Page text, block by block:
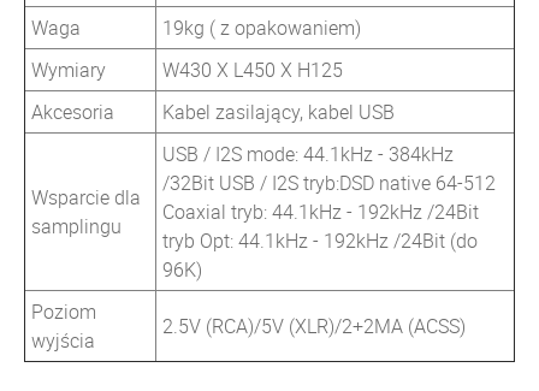
Waga
19kg ( z opakowaniem)
Wymiary
W430 X L450 X H125
Akcesoria
Kabel zasilający, kabel USB
Wsparcie dla
samplingu
USB / I2S mode: 44.1kHz - 384kHz
/32Bit USB / I2S tryb:DSD native 64-512
Coaxial tryb: 44.1kHz - 192kHz /24Bit
tryb Opt: 44.1kHz - 192kHz /24Bit (do
96K)
Poziom
wyjścia
2.5V (RCA)/5V (XLR)/2+2MA (ACSS)